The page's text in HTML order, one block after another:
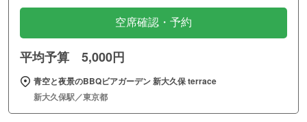
空席確認・予約
平均予算 5,000円
青空と夜景のBBQビアガーデン 新大久保 terrace
新大久保駅／東京都